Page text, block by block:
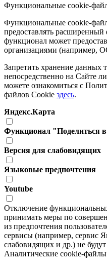
Функциональные cookie-
Функциональные cookie-
предоставлять
функционал может
организациями (например,
Запретить хранение
непосредственно на Сайте
можете ознакомиться с
файлов Cookie здесь.
Яндекс.Карта
Функционал "Поделиться в
Версия для слабовидящих
Языковые предпочтения
Youtube
Отключение
принимать меры по
из предпочтения
сервисы (например, сервис
слабовидящих и др.) не
Аналитические cookie-файлы